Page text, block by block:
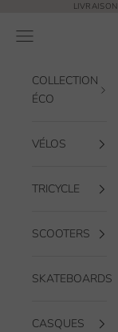
Passer au contenu
Ouvrir la navigation
COLLECTION
ÉCO
VÉLOS
TRICYCLE
SCOOTERS
SKATEBOARDS
CASQUES